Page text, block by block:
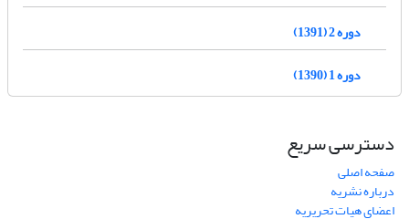
دوره 2 (1391)
دوره 1 (1390)
دسترسی سریع
صفحه اصلی
درباره نشریه
اعضای هیات تحریریه